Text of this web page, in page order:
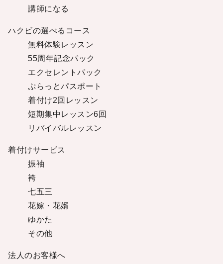
講師になる
ハクビの選べるコース
無料体験レッスン
55周年記念パック
エクセレントパック
ぷらっとパスポート
着付け2回レッスン
短期集中レッスン6回
リバイバルレッスン
着付けサービス
振袖
袴
七五三
花嫁・花婿
ゆかた
その他
法人のお客様へ